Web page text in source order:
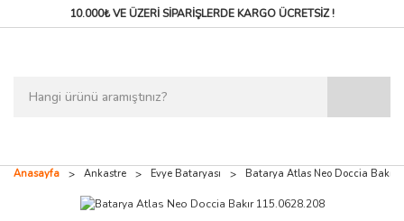
10.000₺ VE ÜZERİ SİPARİŞLERDEKARGO ÜCRETSİZ !
Anasayfa Ankastre Evye Bataryası Batarya Atlas Neo Doccia Bakır